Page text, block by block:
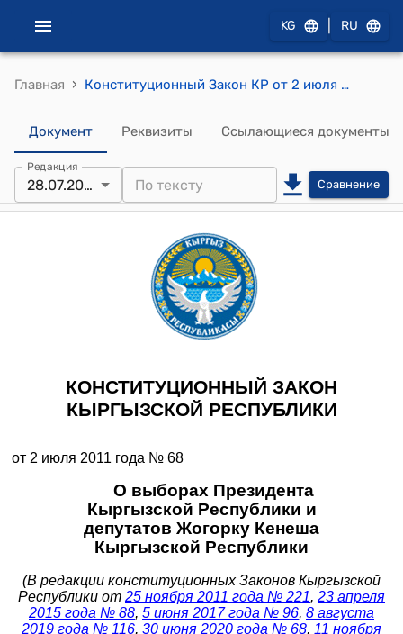
KG RU
Главная › Конституционный Закон КР от 2 июля 2011 года № 68 "О выборах Президента Кыргызской Республики и депутатов Жогорку Кенеша Кыргызской Республики"
Документ Реквизиты Ссылающиеся документы
Редакция
28.07.2026 Сравнение